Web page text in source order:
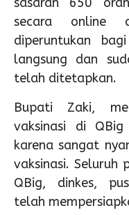
secara online
diperuntukan
langsung dan
telah ditetapkan.
Bupati Zaki,
vaksinasi di
karena sangat
vaksinasi. Seluruh
QBig, dinkes,
telah